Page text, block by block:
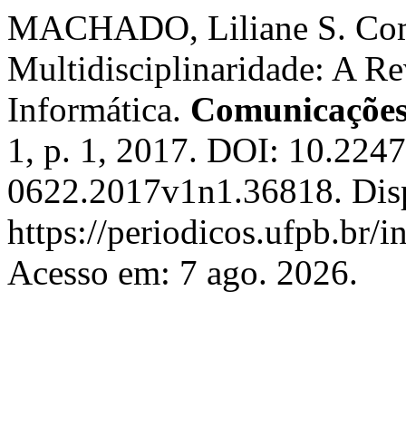
MACHADO, Liliane S.
Multidisciplinaridade: A
Informática.
1, p. 1, 2017. DOI:
0622.2017v1n1.36818.
https://periodicos.ufpb.br/
Acesso em: 7 ago. 2026.